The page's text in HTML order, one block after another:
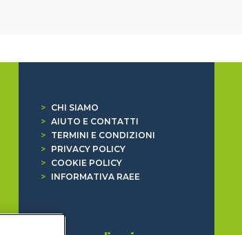
>
CHI SIAMO
> AIUTO E CONTATTI
>
TERMINI E CONDIZIONI
>
PRIVACY POLICY
>
COOKIE POLICY
>
INFORMATIVA RAEE